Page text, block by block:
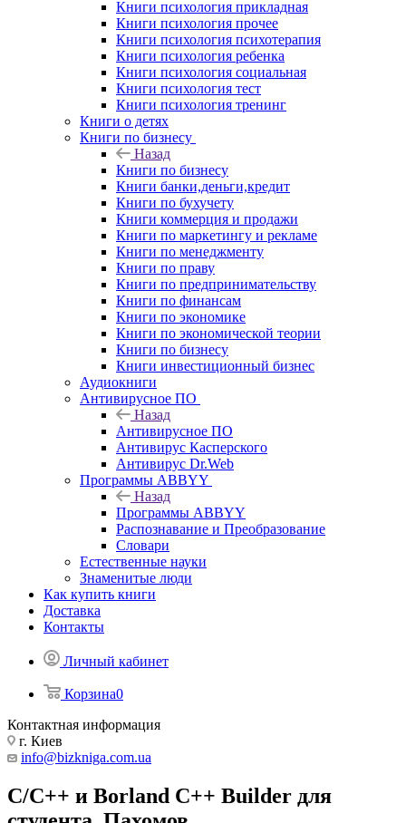
Книги психология прикладная
Книги психология прочее
Книги психология психотерапия
Книги психология ребенка
Книги психология социальная
Книги психология тест
Книги психология тренинг
Книги о детях
Книги по бизнесу
Назад
Книги по бизнесу
Книги банки,деньги,кредит
Книги по бухучету
Книги коммерция и продажи
Книги по маркетингу и рекламе
Книги по менеджменту
Книги по праву
Книги по предпринимательству
Книги по финансам
Книги по экономике
Книги по экономической теории
Книги по бизнесу
Книги инвестиционный бизнес
Аудиокниги
Антивирусное ПО
Назад
Антивирусное ПО
Антивирус Касперского
Антивирус Dr.Web
Программы ABBYY
Назад
Программы ABBYY
Распознавание и Преобразование
Словари
Естественные науки
Знаменитые люди
Как купить книги
Доставка
Контакты
Личный кабинет
Корзина0
Контактная информация
г. Киев
info@bizkniga.com.ua
C/C++ и Borland C++ Builder для